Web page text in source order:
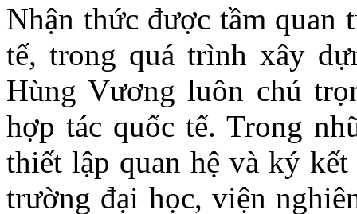
Nhận thức được tầm quan
tế, trong quá trình xây
Hùng Vương luôn chú
hợp tác quốc tế. Trong
thiết lập quan hệ và ký
trường đại học, viện